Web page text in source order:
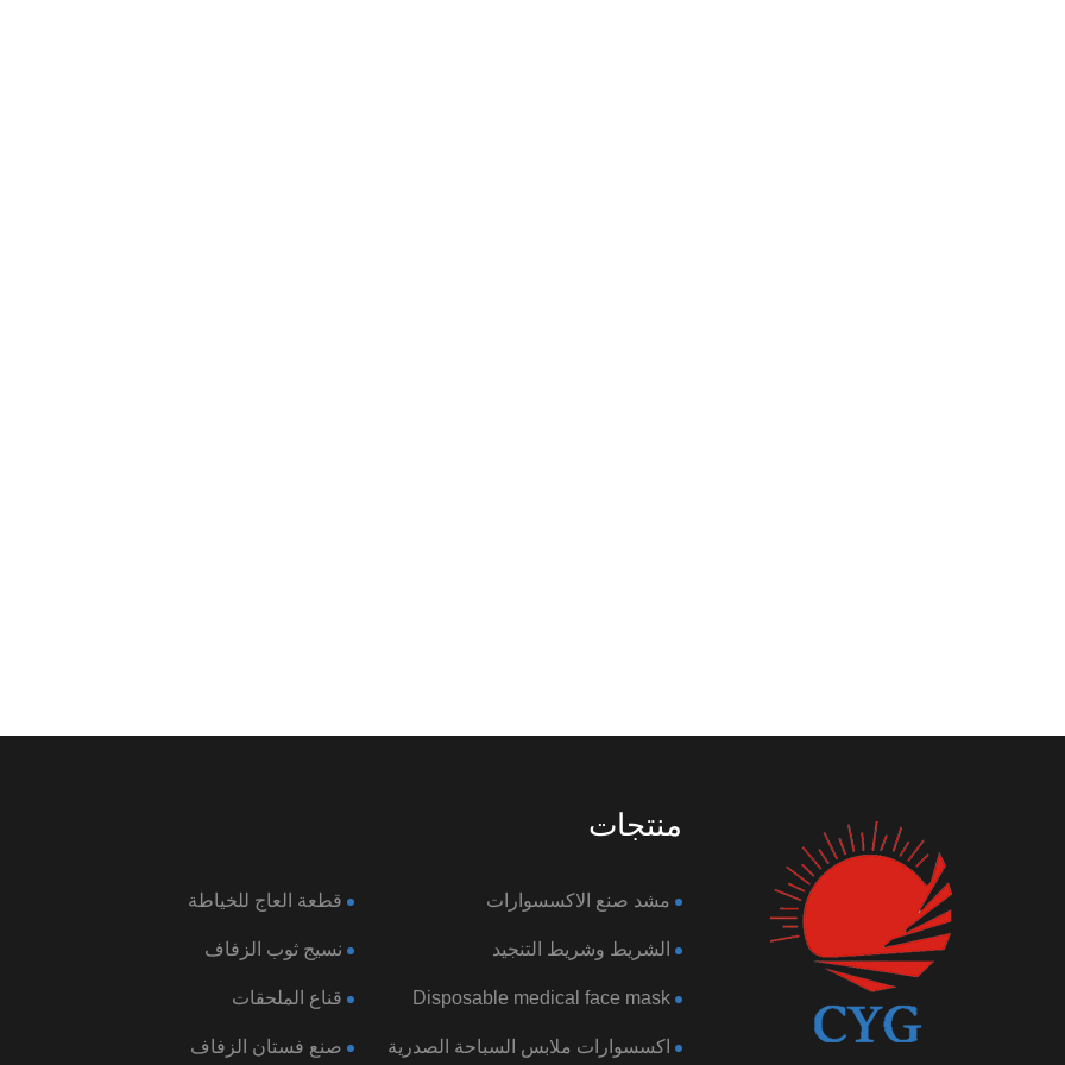
منتجات
قطعة العاج للخياطة مشد صنع الاكسسوارات
نسيج ثوب الزفاف الشريط وشريط التنجيد
قناع الملحقات Disposable medical face mask
صنع فستان الزفاف اكسسوارات ملابس السباحة الصدرية